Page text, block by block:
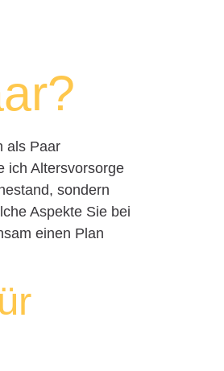
als Paar
ich Altersvorsorge
sondern
Aspekte Sie bei
einen Plan